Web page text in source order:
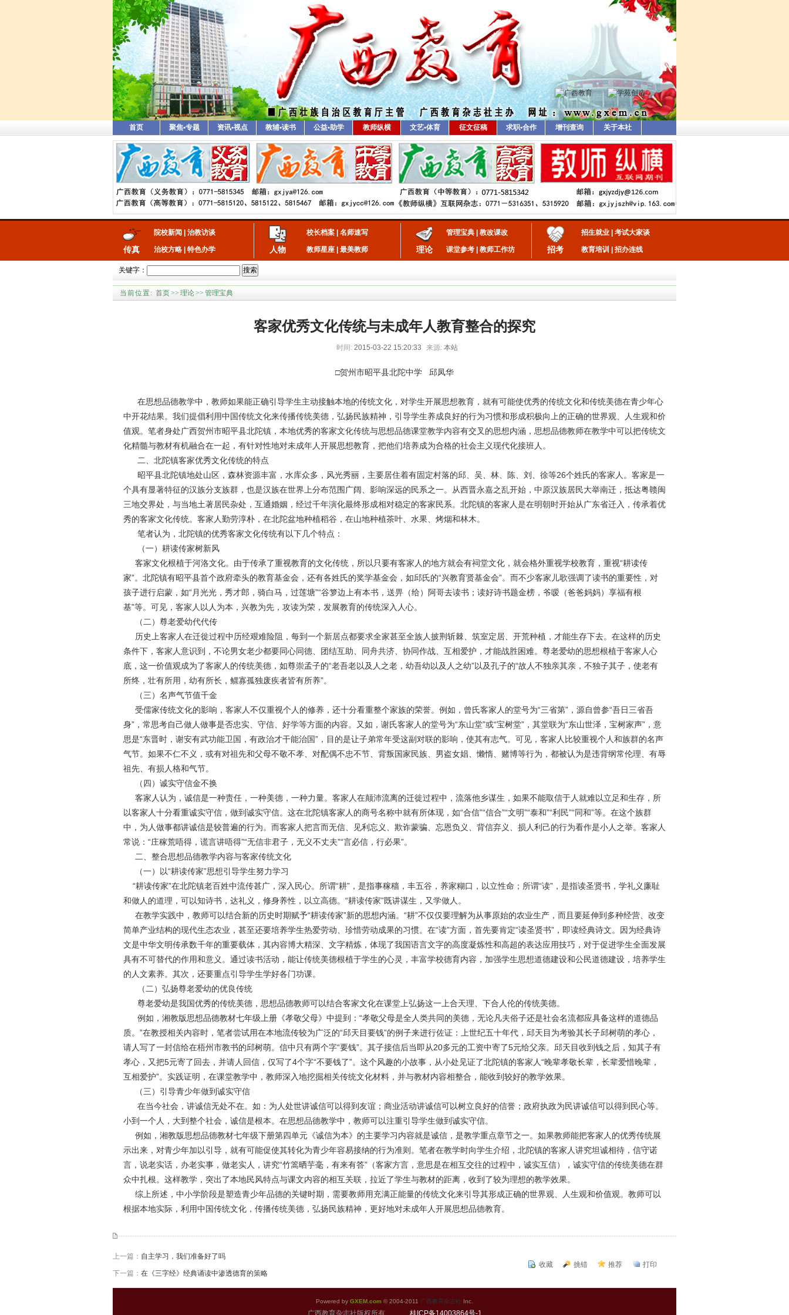
首页 聚焦•专题 资讯•视点 教辅•读书 公益•助学 教师纵横 文艺•体育 征文征稿 求职•合作 增刊查询 关于本社
传真
院校新闻 治教访谈
治校方略 特色办学 人物
校长档案 名师速写
教师星座 最美教师 理论
管理宝典 教改课改
课堂参考 教师工作坊 招考
招生就业 考试大家谈
教育培训 招办连线
关键字： 搜索
当前位置: 首页>> 理论>> 管理宝典
客家优秀文化传统与未成年人教育整合的探究
时间: 2015-03-22 15:20:33 来源: 本站
□贺州市昭平县北陀中学 邱凤华
在思想品德教学中，教师如果能正确引导学生主动接触本地的传统文化，对学生开展思想教育，就有可能使优秀的传统文化和传统美德在青少年心
中开花结果。我们提倡利用中国传统文化来传播传统美德，弘扬民族精神，引导学生养成良好的行为习惯和形成积极向上的正确的世界观、人生观和价
值观。笔者身处广西贺州市昭平县北陀镇，本地优秀的客家文化传统与思想品德课堂教学内容有交叉的思想内涵，思想品德教师在教学中可以把传统文
化精髓与教材有机融合在一起，有针对性地对未成年人开展思想教育，把他们培养成为合格的社会主义现代化接班人。
二、北陀镇客家优秀文化传统的特点
昭平县北陀镇地处山区，森林资源丰富，水库众多，风光秀丽，主要居住着有固定村落的邱、吴、林、陈、刘、徐等26个姓氏的客家人。客家是一
个具有显著特征的汉族分支族群，也是汉族在世界上分布范围广阔、影响深远的民系之一。从西晋永嘉之乱开始，中原汉族居民大举南迁，抵达粤赣闽
三地交界处，与当地土著居民杂处，互通婚姻，经过千年演化最终形成相对稳定的客家民系。北陀镇的客家人是在明朝时开始从广东省迁入，传承着优
秀的客家文化传统。客家人勤劳淳朴，在北陀盆地种植稻谷，在山地种植茶叶、水果、烤烟和林木。
笔者认为，北陀镇的优秀客家文化传统有以下几个特点：
（一）耕读传家树新风
客家文化根植于河洛文化。由于传承了重视教育的文化传统，所以只要有客家人的地方就会有祠堂文化，就会格外重视学校教育，重视“耕读传
家”。北陀镇有昭平县首个政府牵头的教育基金会，还有各姓氏的奖学基金会，如邱氏的“兴教育贤基金会”。而不少客家儿歌强调了读书的重要性，对
孩子进行启蒙，如“月光光，秀才郎，骑白马，过莲塘”“谷箩边上有本书，送畀（给）阿哥去读书；读好诗书题金榜，爷嗳（爸爸妈妈）享福有根
基”等。可见，客家人以人为本，兴教为先，攻读为荣，发展教育的传统深入人心。
（二）尊老爱幼代代传
历史上客家人在迁徙过程中历经艰难险阻，每到一个新居点都要求全家甚至全族人披荆斩棘、筑室定居、开荒种植，才能生存下去。在这样的历史
条件下，客家人意识到，不论男女老少都要同心同德、团结互助、同舟共济、协同作战、互相爱护，才能战胜困难。尊老爱幼的思想根植于客家人心
底，这一价值观成为了客家人的传统美德，如尊崇孟子的“老吾老以及人之老，幼吾幼以及人之幼”以及孔子的“故人不独亲其亲，不独子其子，使老有
所终，壮有所用，幼有所长，鳏寡孤独废疾者皆有所养”。
（三）名声气节值千金
受儒家传统文化的影响，客家人不仅重视个人的修养，还十分看重整个家族的荣誉。例如，曾氏客家人的堂号为“三省第”，源自曾参“吾日三省吾
身”，常思考自己做人做事是否忠实、守信、好学等方面的内容。又如，谢氏客家人的堂号为“东山堂”或“宝树堂”，其堂联为“东山世泽，宝树家声”，意
思是“东晋时，谢安有武功能卫国，有政治才干能治国”，目的是让子弟常年受这副对联的影响，使其有志气。可见，客家人比较重视个人和族群的名声
气节。如果不仁不义，或有对祖先和父母不敬不孝、对配偶不忠不节、背叛国家民族、男盗女娼、懒惰、赌博等行为，都被认为是违背纲常伦理、有辱
祖先、有损人格和气节。
（四）诚实守信金不换
客家人认为，诚信是一种责任，一种美德，一种力量。客家人在颠沛流离的迁徙过程中，流落他乡谋生，如果不能取信于人就难以立足和生存，所
以客家人十分看重诚实守信，做到诚实守信。这在北陀镇客家人的商号名称中就有所体现，如“合信”“信合”“文明”“泰和”“利民”“同和”等。在这个族群
中，为人做事都讲诚信是较普遍的行为。而客家人把言而无信、见利忘义、欺诈蒙骗、忘恩负义、背信弃义、损人利己的行为看作是小人之举。客家人
常说：“庄稼荒唔得，谎言讲唔得”“无信非君子，无义不丈夫”“言必信，行必果”。
二、整合思想品德教学内容与客家传统文化
（一）以“耕读传家”思想引导学生努力学习
“耕读传家”在北陀镇老百姓中流传甚广，深入民心。所谓“耕”，是指事稼穑，丰五谷，养家糊口，以立性命；所谓“读”，是指读圣贤书，学礼义廉耻
和做人的道理，可以知诗书，达礼义，修身养性，以立高德。“耕读传家”既讲谋生，又学做人。
在教学实践中，教师可以结合新的历史时期赋予“耕读传家”新的思想内涵。“耕”不仅仅要理解为从事原始的农业生产，而且要延伸到多种经营、改变
简单产业结构的现代生态农业，甚至还要培养学生热爱劳动、珍惜劳动成果的习惯。在“读”方面，首先要肯定“读圣贤书”，即读经典诗文。因为经典诗
文是中华文明传承数千年的重要载体，其内容博大精深、文字精炼，体现了我国语言文字的高度凝炼性和高超的表达应用技巧，对于促进学生全面发展
具有不可替代的作用和意义。通过读书活动，能让传统美德根植于学生的心灵，丰富学校德育内容，加强学生思想道德建设和公民道德建设，培养学生
的人文素养。其次，还要重点引导学生学好各门功课。
（二）弘扬尊老爱幼的优良传统
尊老爱幼是我国优秀的传统美德，思想品德教师可以结合客家文化在课堂上弘扬这一上合天理、下合人伦的传统美德。
例如，湘教版思想品德教材七年级上册《孝敬父母》中提到：“孝敬父母是全人类共同的美德，无论凡夫俗子还是社会名流都应具备这样的道德品
质。”在教授相关内容时，笔者尝试用在本地流传较为广泛的“邱天目要钱”的例子来进行佐证：上世纪五十年代，邱天目为考验其长子邱树萌的孝心，
请人写了一封信给在梧州市教书的邱树萌。信中只有两个字“要钱”。其子接信后当即从20多元的工资中寄了5元给父亲。邱天目收到钱之后，知其子有
孝心，又把5元寄了回去，并请人回信，仅写了4个字“不要钱了”。这个风趣的小故事，从小处见证了北陀镇的客家人“晚辈孝敬长辈，长辈爱惜晚辈，
互相爱护”。实践证明，在课堂教学中，教师深入地挖掘相关传统文化材料，并与教材内容相整合，能收到较好的教学效果。
（三）引导青少年做到诚实守信
在当今社会，讲诚信无处不在。如：为人处世讲诚信可以得到友谊；商业活动讲诚信可以树立良好的信誉；政府执政为民讲诚信可以得到民心等。
小到一个人，大到整个社会，诚信是根本。在思想品德教学中，教师可以注重引导学生做到诚实守信。
例如，湘教版思想品德教材七年级下册第四单元《诚信为本》的主要学习内容就是诚信，是教学重点章节之一。如果教师能把客家人的优秀传统展
示出来，对青少年加以引导，就有可能促使其转化为青少年容易接纳的行为准则。笔者在教学时向学生介绍，北陀镇的客家人讲究坦诚相待，信守诺
言，说老实话，办老实事，做老实人，讲究“竹篙晒芋毫，有来有答”（客家方言，意思是在相互交往的过程中，诚实互信），诚实守信的传统美德在群
众中扎根。这样教学，突出了本地民风特点与课文内容的相互关联，拉近了学生与教材的距离，收到了较为理想的教学效果。
综上所述，中小学阶段是塑造青少年品德的关键时期，需要教师用充满正能量的传统文化来引导其形成正确的世界观、人生观和价值观。教师可以
根据本地实际，利用中国传统文化，传播传统美德，弘扬民族精神，更好地对未成年人开展思想品德教育。
上一篇： 自主学习，我们准备好了吗
下一篇： 在《三字经》经典诵读中渗透德育的策略
收藏 挑错 推荐 打印
Powered by GXEM.com © 2004-2011 广西教育杂志社 Inc.
广西教育杂志社版权所有 桂ICP备14003864号-1